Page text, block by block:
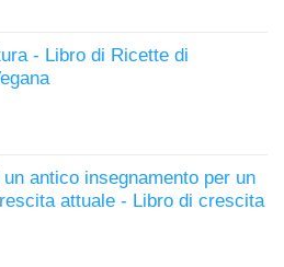
- Libro di Ricette di
antico insegnamento per un
attuale - Libro di crescita